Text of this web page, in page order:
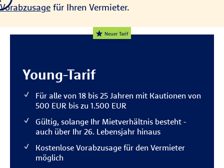
Vorabzusage für Ihren Vermieter.
Neuer Tarif
Young-Tarif
Für alle von 18 bis 25 Jahren mit Kautionen von
500 EUR bis zu 1.500 EUR
Gültig, solange Ihr Mietverhältnis besteht -
auch über Ihr 26. Lebensjahr hinaus
Kostenlose Vorabzusage für den Vermieter
möglich